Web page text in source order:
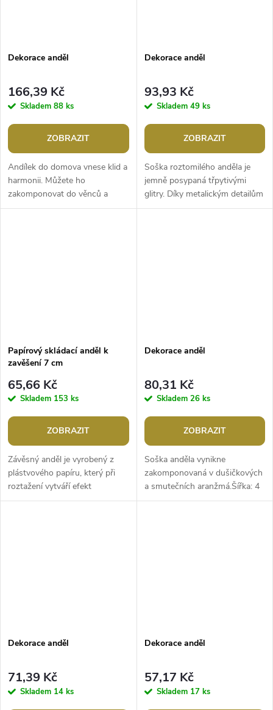
Dekorace anděl
166,39 Kč
Skladem 88 ks
ZOBRAZIT
Andílek do domova vnese klid a
harmonii. Můžete ho
zakomponovat do věnců a
různých aranžmá. Andělíček má
Dekorace anděl
93,93 Kč
Skladem 49 ks
ZOBRAZIT
Soška roztomilého anděla je
jemně posypaná třpytivými
glitry. Díky metalickým detailům
bude působivou dekorací i
Papírový skládací anděl k
zavěšení 7 cm
65,66 Kč
Skladem 153 ks
ZOBRAZIT
Závěsný anděl je vyrobený z
plástvového papíru, který při
roztažení vytváří efekt
připomínající včelí plástve.
Dekorace anděl
80,31 Kč
Skladem 26 ks
ZOBRAZIT
Soška anděla vynikne
zakomponovaná v dušičkových
a smutečních aranžmá.Šířka: 4
cmVýška: 10 cm
Dekorace anděl
71,39 Kč
Skladem 14 ks
Dekorace anděl
57,17 Kč
Skladem 17 ks